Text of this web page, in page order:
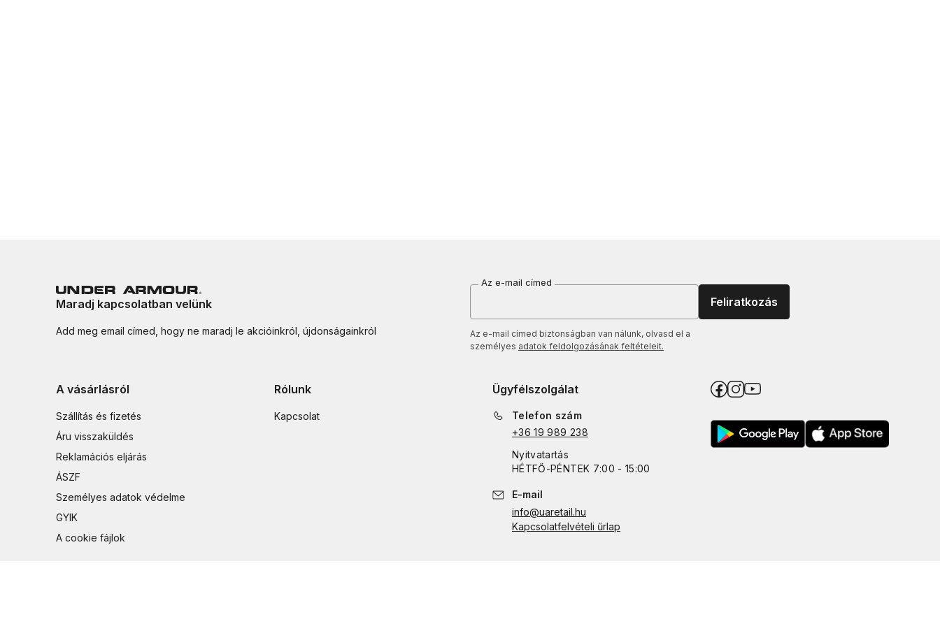
Maradj kapcsolatban velünk
Add meg email címed, hogy ne maradj le akcióinkról, újdonságainkról
Az e-mail címed
Feliratkozás
Az e-mail címed biztonságban van nálunk, olvasd el a
személyes adatok feldolgozásának feltételeit.
A vásárlásról
Szállítás és fizetés
Áru visszaküldés
Reklamációs eljárás
ÁSZF
Személyes adatok védelme
GYIK
A cookie fájlok
Rólunk
Kapcsolat
Ügyfélszolgálat
Telefon szám
+36 19 989 238
Nyitvatartás
HÉTFŐ-PÉNTEK 7:00 - 15:00
E-mail
info@uaretail.hu
Kapcsolatfelvételi űrlap